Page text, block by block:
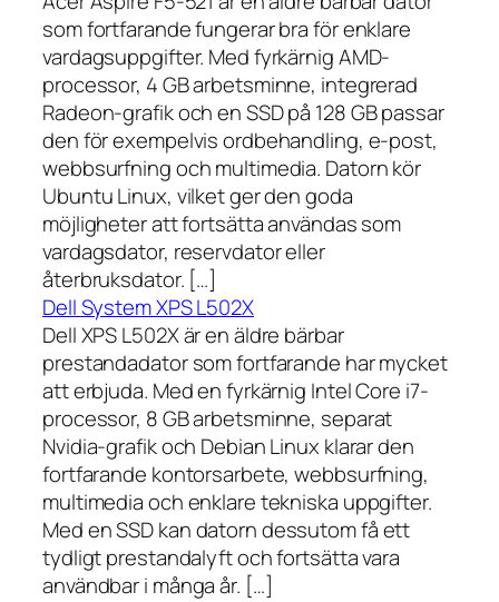
som fortfarande fungerar bra för enklare
vardagsuppgifter. Med fyrkärnig AMD-
processor, 4 GB arbetsminne, integrerad
Radeon-grafik och en SSD på 128 GB passar
den för exempelvis ordbehandling, e-post,
webbsurfning och multimedia. Datorn kör
Ubuntu Linux, vilket ger den goda
möjligheter att fortsätta användas som
vardagsdator, reservdator eller
återbruksdator. […]
Dell System XPS L502X
Dell XPS L502X är en äldre bärbar
prestandadator som fortfarande har mycket
att erbjuda. Med en fyrkärnig Intel Core i7-
processor, 8 GB arbetsminne, separat
Nvidia-grafik och Debian Linux klarar den
fortfarande kontorsarbete, webbsurfning,
multimedia och enklare tekniska uppgifter.
Med en SSD kan datorn dessutom få ett
tydligt prestandalyft och fortsätta vara
användbar i många år. […]